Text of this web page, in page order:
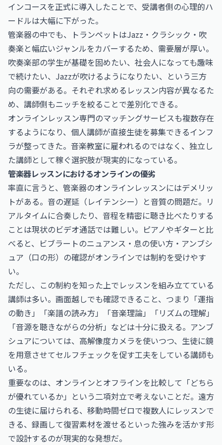
インコースを正式に導入したことで、受講者側の心理的ハ
ードルは大幅に下がった。
管楽器の中でも、トランペットはJazz・クラシック・吹
奏楽と幅広いジャンルをカバーするため、需要層が厚い。
吹奏楽部の学生が基礎を固めたい、社会人になっても趣味
で続けたい、Jazzが吹けるようになりたい、という三方
向の需要がある。それぞれ求めるレッスン内容が異なるた
め、講師側もニッチを絞ることで差別化できる。
オンラインレッスン専門のマッチングサービスも複数存在
するようになり、個人講師が直接生徒を募集できるインフ
ラが整ってきた。音楽教室に雇われるのではなく、独立し
た講師として稼ぐ選択肢が現実的になっている。
管楽器レッスンにおけるオンラインの優劣
率直に言うと、管楽器のオンラインレッスンにはデメリッ
トがある。音の遅延（レイテンシー）と音質の問題だ。リ
アルタイムに合奏したり、音程を精密に聴き比べたりする
ことは現状のビデオ通話では難しい。ピアノやギターと比
べると、ビブラートのニュアンス・息の使い方・アンブシ
ュア（口の形）の確認がオンラインでは制約を受けやす
い。
ただし、この制約を知った上でレッスンを組み立てている
講師は多い。画面越しでも確認できること、つまり「運指
の動き」「楽譜の読み方」「音楽理論」「リズムの理解」
「音源を聴きながらの分析」などは十分に扱える。アンブ
シュアについては、高解像度カメラを使いつつ、生徒に鏡
を用意させてセルフチェックを促す工夫をしている講師も
いる。
重要なのは、オンラインとオフラインを比較して「どちら
が優れているか」という二項対立で考えないことだ。遠方
の生徒に届けられる、移動時間ゼロで複数人にレッスンで
きる、録画して復習素材を渡せるといった強みを活かす形
で設計するのが現実的な発想だ。